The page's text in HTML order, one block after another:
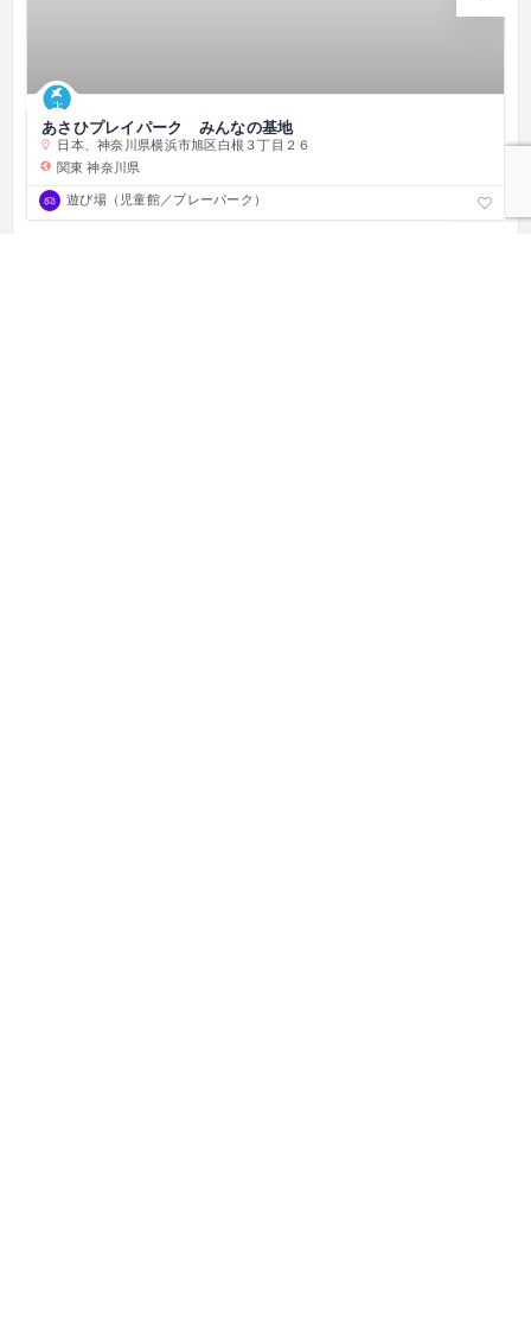
あさひプレイパーク みんなの基地
日本、神奈川県横浜市旭区白根３丁目２６
関東 神奈川県
遊び場（児童館／プレーパーク）